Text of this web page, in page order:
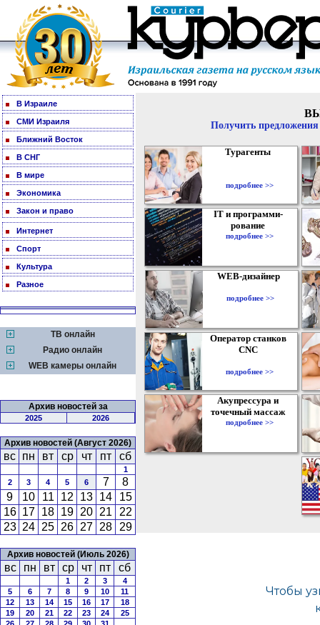
В Израиле
СМИ Израиля
Ближний Восток
В СНГ
В мире
Экономика
Закон и право
Интернет
Спорт
Культура
Разное
ТВ онлайн
Радио онлайн
WEB камеры онлайн
Архив новостей за
2025 2026
Архив новостей (Август 2026)
вс пн вт ср чт пт сб
1
2
3 4 5 6 7
8
9
10 11 12 13 14
15
16 17 18 19 20 21
22
23 24 25 26 27 28 29
Архив новостей (Июль 2026)
вс пн вт ср чт пт сб
1 2 3
4
5
6 7 8 9 10
11
12
13 14 15 16 17
18
19
20 21 22 23 24
25
Получить
Турагенты
подробнее >>
IT и программи-
рование
подробнее >>
WEB-дизайнер
подробнее >>
Оператор станков
CNC
подробнее >>
Акупрессура и
точечный массаж
подробнее >>